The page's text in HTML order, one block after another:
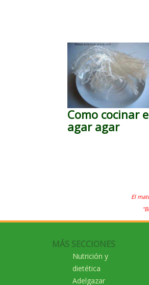
Como cocinar
agar agar
El
MÁS SECCIONES
Nutrición y
dietética
Adelgazar